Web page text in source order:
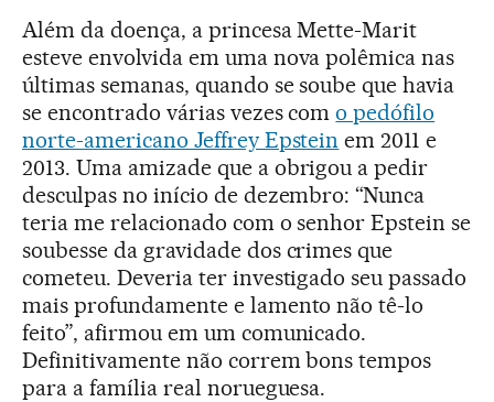
Além da doença, a princesa Mette-Marit
esteve envolvida em uma nova polêmica nas
últimas semanas, quando se soube que havia
se encontrado várias vezes como pedófilo
norte-americano Jeffrey Epstein em 2011 e
2013. Uma amizade que a obrigou a pedir
desculpas no início de dezembro: “Nunca
teria me relacionado com o senhor Epstein se
soubesse da gravidade dos crimes que
cometeu. Deveria ter investigado seu passado
mais profundamente e lamento não tê-lo
feito”, afirmou em um comunicado.
Definitivamente não correm bons tempos
para a família real norueguesa.